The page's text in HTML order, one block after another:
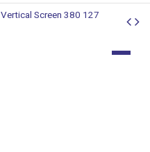
Vertical Screen 380 127